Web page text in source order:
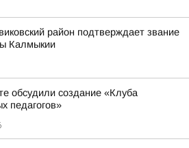
район подтверждает звание
Калмыкии
обсудили создание «Клуба
педагогов»